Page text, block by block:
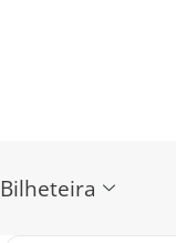
Bilheteira